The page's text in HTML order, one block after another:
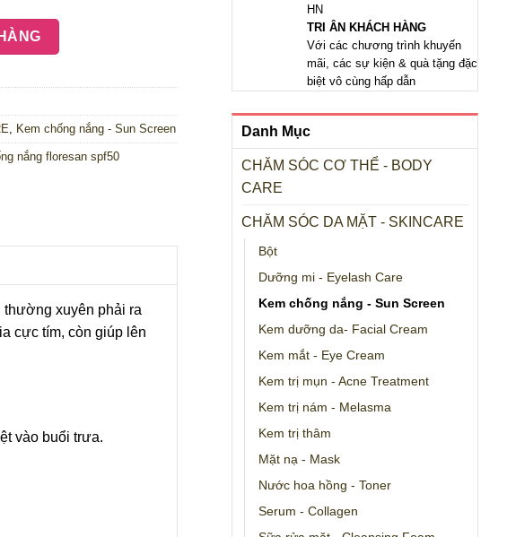
HN
TRI ÂN KHÁCH HÀNG
Với các chương trình khuyến
mãi, các sự kiện & quà tặng đặc
biệt vô cùng hấp dẫn
Danh Mục
CHĂM SÓC CƠ THỂ - BODY
CARE
CHĂM SÓC DA MẶT - SKINCARE
Bột
Dưỡng mi - Eyelash Care
Kem chống nắng - Sun Screen
Kem dưỡng da- Facial Cream
Kem mắt - Eye Cream
Kem trị mụn - Acne Treatment
Kem trị nám - Melasma
Kem trị thâm
Mặt nạ - Mask
Nước hoa hồng - Toner
Serum - Collagen
da của Nga - 100ml số lượng
, Kem chống nắng - Sun Screen
nắng floresan spf50
thường xuyên phải ra
cực tím, còn giúp lên
vào buổi trưa.